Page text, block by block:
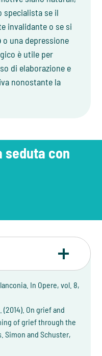
specialista se il
invalidante o se si
o una depressione
è utile per
di elaborazione e
nonostante la
seduta con
In Opere, vol. 8,
(2014). On grief and
of grief through the
Simon and Schuster,